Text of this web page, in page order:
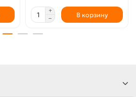
В корзину